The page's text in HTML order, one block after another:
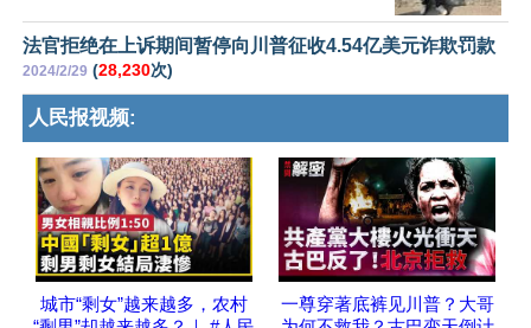
法官拒绝在上诉期间暂停向川普征收4.54亿美元诈欺罚款
2024/2/29 (28,230次)
人民报视频:
城市“剩女”越来越多，农村
一尊穿著底裤见川普？大哥